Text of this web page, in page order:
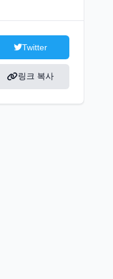
Twitter
링크 복사